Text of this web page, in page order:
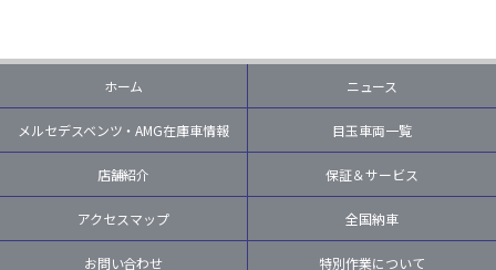
ホーム ニュース
メルセデスベンツ・AMG在庫車情報 目玉車両一覧
店舗紹介 保証＆サービス
アクセスマップ 全国納車
お問い合わせ 特別作業について